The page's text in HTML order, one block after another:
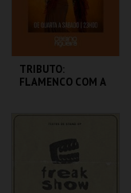
TRIBUTO:
FLAMENCO COM A
CASINO FIGUEIRA
MAIS INFO